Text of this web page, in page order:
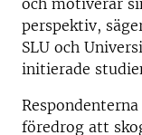
och motiverar
perspektiv,
SLU och
initierade
föredrog att